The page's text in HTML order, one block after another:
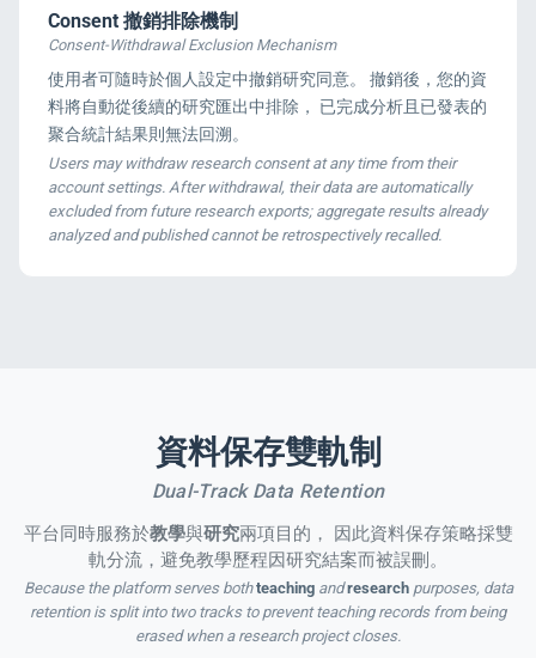
Consent 撤銷排除機制
Consent-Withdrawal Exclusion Mechanism
使用者可隨時於個人設定中撤銷研究同意。 撤銷後，您的資
料將自動從後續的研究匯出中排除， 已完成分析且已發表的
聚合統計結果則無法回溯。
Users may withdraw research consent at any time from their
account settings. After withdrawal, their data are automatically
excluded from future research exports; aggregate results already
analyzed and published cannot be retrospectively recalled.
資料保存雙軌制
Dual-Track Data Retention
平台同時服務於教學與研究兩項目的， 因此資料保存策略採雙
軌分流，避免教學歷程因研究結案而被誤刪。
Because the platform serves bothteachingandresearchpurposes, data
retention is split into two tracks to prevent teaching records from being
erased when a research project closes.